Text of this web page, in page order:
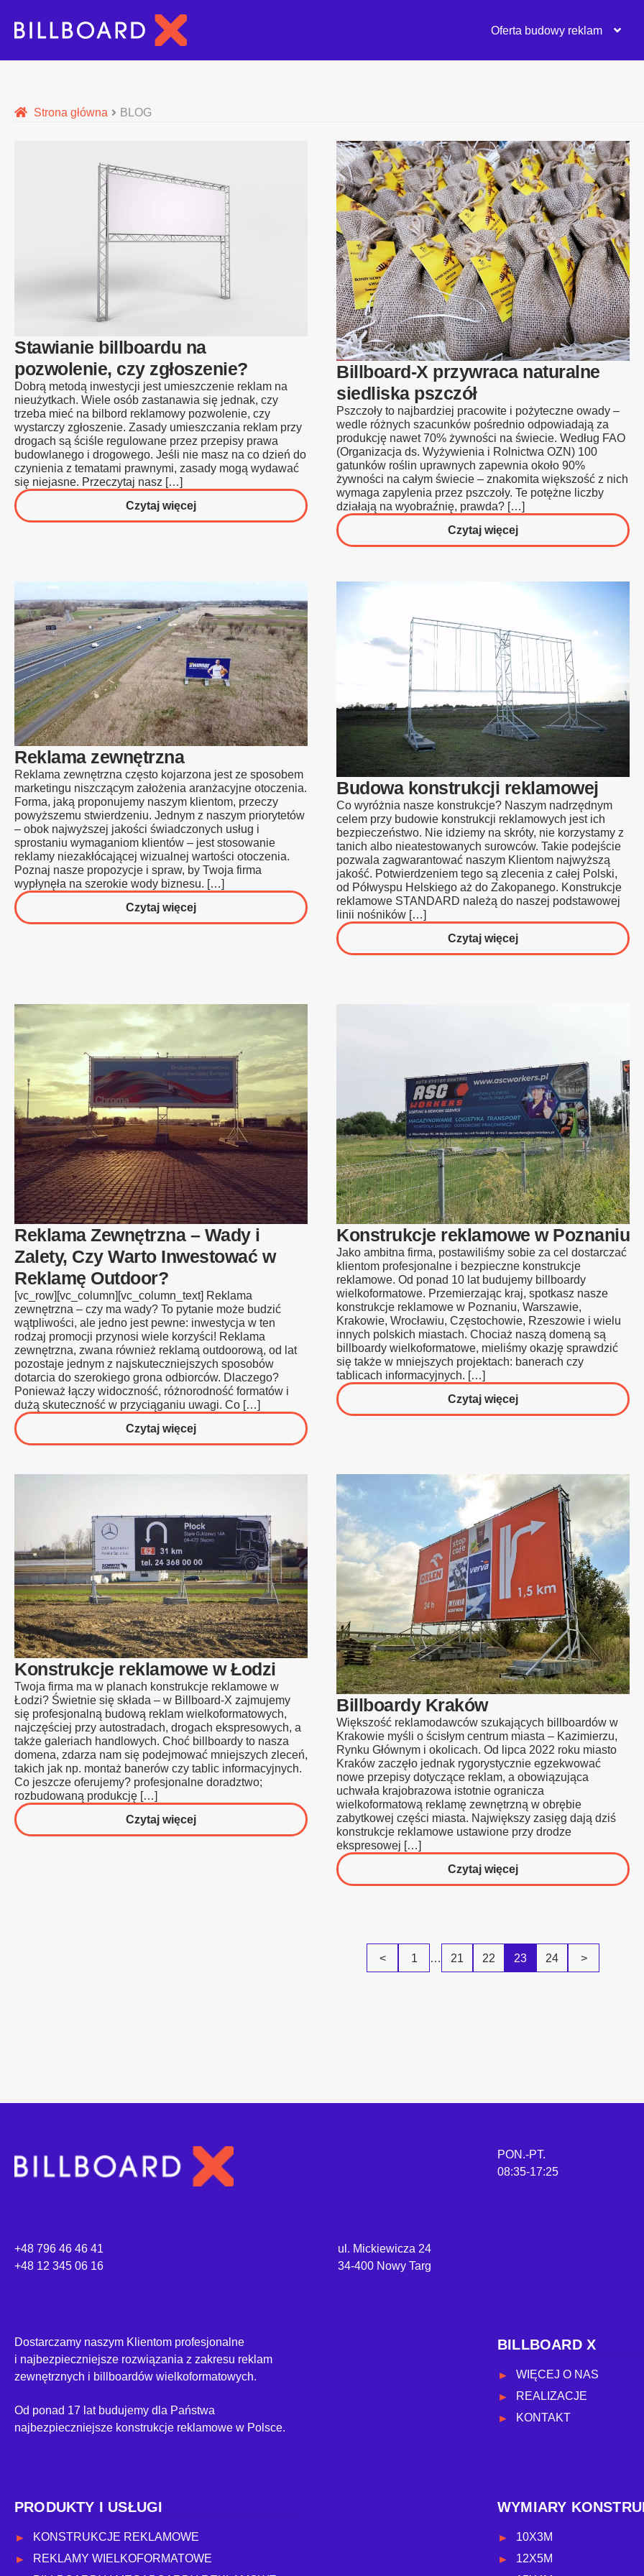
Oferta budowy reklam
Strona główna BLOG
Stawianie billboardu na
pozwolenie, czy zgłoszenie?
Dobrą metodą inwestycji jest umieszczenie reklam na
nieużytkach. Wiele osób zastanawia się jednak, czy
trzeba mieć na bilbord reklamowy pozwolenie, czy
wystarczy zgłoszenie. Zasady umieszczania reklam przy
drogach są ściśle regulowane przez przepisy prawa
budowlanego i drogowego. Jeśli nie masz na co dzień do
czynienia z tematami prawnymi, zasady mogą wydawać
się niejasne. Przeczytaj nasz […]
Czytaj więcejo
Stawianie
zgłoszenie?
Billboard-X przywraca naturalne
siedliska pszczół
Pszczoły to najbardziej pracowite i pożyteczne owady –
wedle różnych szacunków pośrednio odpowiadają za
produkcję nawet 70% żywności na świecie. Według FAO
(Organizacja ds. Wyżywienia i Rolnictwa OZN) 100
gatunków roślin uprawnych zapewnia około 90%
żywności na całym świecie – znakomita większość z nich
wymaga zapylenia przez pszczoły. Te potężne liczby
działają na wyobraźnię, prawda? […]
Czytaj więcejo
Billboard-
przywraca
pszczół
Reklama zewnętrzna
Reklama zewnętrzna często kojarzona jest ze sposobem
marketingu niszczącym założenia aranżacyjne otoczenia.
Forma, jaką proponujemy naszym klientom, przeczy
powyższemu stwierdzeniu. Jednym z naszym priorytetów
– obok najwyższej jakości świadczonych usług i
sprostaniu wymaganiom klientów – jest stosowanie
reklamy niezakłócającej wizualnej wartości otoczenia.
Poznaj nasze propozycje i spraw, by Twoja firma
wypłynęła na szerokie wody biznesu. […]
Czytaj więcejo
Reklama
Budowa konstrukcji reklamowej
Co wyróżnia nasze konstrukcje? Naszym nadrzędnym
celem przy budowie konstrukcji reklamowych jest ich
bezpieczeństwo. Nie idziemy na skróty, nie korzystamy z
tanich albo nieatestowanych surowców. Takie podejście
pozwala zagwarantować naszym Klientom najwyższą
jakość. Potwierdzeniem tego są zlecenia z całej Polski,
od Półwyspu Helskiego aż do Zakopanego. Konstrukcje
reklamowe STANDARD należą do naszej podstawowej
linii nośników […]
Czytaj więcejo
Budowa
Reklama Zewnętrzna – Wady i
Zalety, Czy Warto Inwestować w
Reklamę Outdoor?
[vc_row][vc_column][vc_column_text] Reklama
zewnętrzna – czy ma wady? To pytanie może budzić
wątpliwości, ale jedno jest pewne: inwestycja w ten
rodzaj promocji przynosi wiele korzyści! Reklama
zewnętrzna, zwana również reklamą outdoorową, od lat
pozostaje jednym z najskuteczniejszych sposobów
dotarcia do szerokiego grona odbiorców. Dlaczego?
Ponieważ łączy widoczność, różnorodność formatów i
dużą skuteczność w przyciąganiu uwagi. Co […]
Czytaj więcejo
Reklama
i
Zalety,
Warto
Inwestować
w
Reklamę
Outdoor?
Konstrukcje reklamowe w Poznaniu
Jako ambitna firma, postawiliśmy sobie za cel dostarczać
klientom profesjonalne i bezpieczne konstrukcje
reklamowe. Od ponad 10 lat budujemy billboardy
wielkoformatowe. Przemierzając kraj, spotkasz nasze
konstrukcje reklamowe w Poznaniu, Warszawie,
Krakowie, Wrocławiu, Częstochowie, Rzeszowie i wielu
innych polskich miastach. Chociaż naszą domeną są
billboardy wielkoformatowe, mieliśmy okazję sprawdzić
się także w mniejszych projektach: banerach czy
tablicach informacyjnych. […]
Czytaj więcejo
Konstrukcje
Konstrukcje reklamowe w Łodzi
Twoja firma ma w planach konstrukcje reklamowe w
Łodzi? Świetnie się składa – w Billboard-X zajmujemy
się profesjonalną budową reklam wielkoformatowych,
najczęściej przy autostradach, drogach ekspresowych, a
także galeriach handlowych. Choć billboardy to nasza
domena, zdarza nam się podejmować mniejszych zleceń,
takich jak np. montaż banerów czy tablic informacyjnych.
Co jeszcze oferujemy? profesjonalne doradztwo;
rozbudowaną produkcję […]
Czytaj więcejo
Konstrukcje
Billboardy Kraków
Większość reklamodawców szukających billboardów w
Krakowie myśli o ścisłym centrum miasta – Kazimierzu,
Rynku Głównym i okolicach. Od lipca 2022 roku miasto
Kraków zaczęło jednak rygorystycznie egzekwować
nowe przepisy dotyczące reklam, a obowiązująca
uchwała krajobrazowa istotnie ogranicza
wielkoformatową reklamę zewnętrzną w obrębie
zabytkowej części miasta. Największy zasięg dają dziś
konstrukcje reklamowe ustawione przy drodze
ekspresowej […]
Czytaj więcejo
Billboardy
< 1 … 21 22 23 24 >
PON.-PT.
08:35-17:25
+48 796 46 46 41
+48 12 345 06 16
ul. Mickiewicza 24
34-400 Nowy Targ
Dostarczamy naszym Klientom profesjonalne
i najbezpieczniejsze rozwiązania z zakresu reklam
zewnętrznych i billboardów wielkoformatowych.
Od ponad 17 lat budujemy dla Państwa
najbezpieczniejsze konstrukcje reklamowe w Polsce.
BILLBOARD X
WIĘCEJ O NAS
REALIZACJE
KONTAKT
PRODUKTY I USŁUGI
KONSTRUKCJE REKLAMOWE
REKLAMY WIELKOFORMATOWE
WYMIARY
10X3M
12X5M